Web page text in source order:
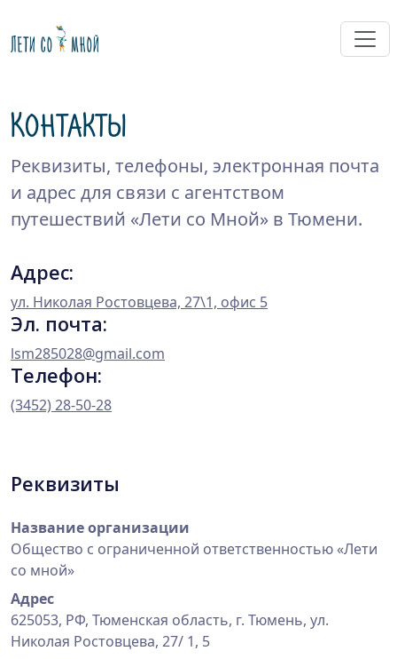
Контакты
Реквизиты, телефоны, электронная почта
и адрес для связи с агентством
путешествий «Лети со Мной» в Тюмени.
Адрес:
ул. Николая Ростовцева, 27\1, офис 5
Эл. почта:
lsm285028@gmail.com
Телефон:
(3452) 28-50-28
Реквизиты
Название организации
Общество с ограниченной ответственностью «Лети
со мной»
Адрес
625053, РФ, Тюменская область, г. Тюмень, ул.
Николая Ростовцева, 27/ 1, 5